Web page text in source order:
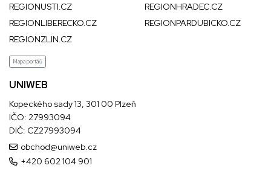
REGIONUSTI.CZ
REGIONHRADEC.CZ
REGIONLIBERECKO.CZ
REGIONPARDUBICKO.CZ
REGIONZLIN.CZ
Mapa portálů
UNIWEB
Kopeckého sady 13, 301 00 Plzeň
IČO: 27993094
DIČ: CZ27993094
obchod@uniweb.cz
+420 602 104 901